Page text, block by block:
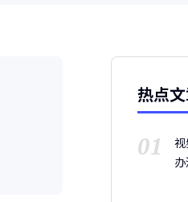
热点
01